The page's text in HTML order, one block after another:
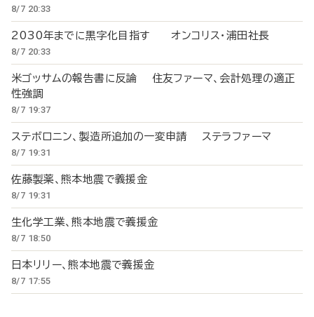
8/7 20:33
2030年までに黒字化目指す オンコリス・浦田社長
8/7 20:33
米ゴッサムの報告書に反論 住友ファーマ、会計処理の適正
性強調
8/7 19:37
ステボロニン、製造所追加の一変申請 ステラファーマ
8/7 19:31
佐藤製薬、熊本地震で義援金
8/7 19:31
生化学工業、熊本地震で義援金
8/7 18:50
日本リリー、熊本地震で義援金
8/7 17:55